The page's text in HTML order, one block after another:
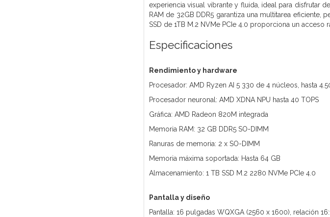
experiencia visual vibrante y fluida, ideal para disfrutar
RAM de 32GB DDR5 garantiza una multitarea
SSD de 1TB M.2 NVMe PCIe 4.0 proporciona un
Especificaciones
Rendimiento y hardware
Procesador: AMD Ryzen AI 5 330 de 4 núcleos, hasta
Procesador neuronal: AMD XDNA NPU hasta 40 TOPS
Gráfica: AMD Radeon 820M integrada
Memoria RAM: 32 GB DDR5 SO-DIMM
Ranuras de memoria: 2 x SO-DIMM
Memoria máxima soportada: Hasta 64 GB
Almacenamiento: 1 TB SSD M.2 2280 NVMe PCIe 4.0
Pantalla y diseño
Pantalla: 16 pulgadas WQXGA (2560 x 1600), relación